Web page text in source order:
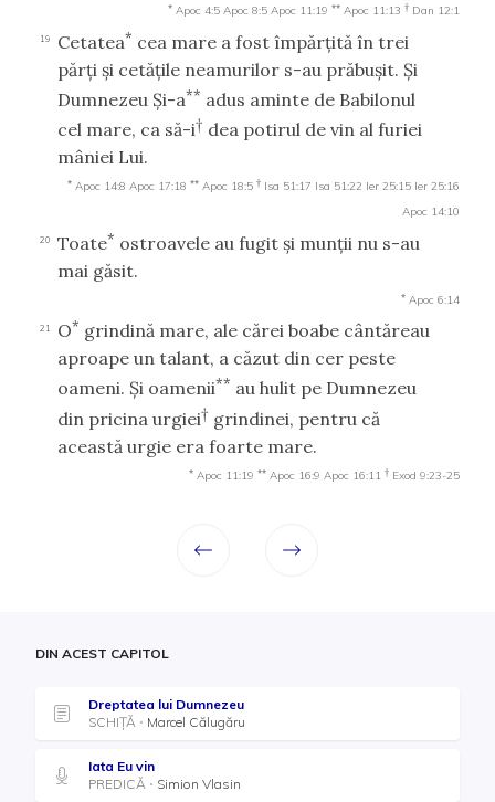
* Apoc 4:5 Apoc 8:5 Apoc 11:19 ** Apoc 11:13 † Dan 12:1
19 Cetatea* cea mare a fost împărţită în trei
părţi şi cetăţile neamurilor s-au prăbuşit. Şi
Dumnezeu Şi-a** adus aminte de Babilonul
cel mare, ca să-i† dea potirul de vin al furiei
mâniei Lui.
* Apoc 14:8 Apoc 17:18 ** Apoc 18:5 † Isa 51:17 Isa 51:22 Ier 25:15 Ier 25:16
Apoc 14:10
20 Toate* ostroavele au fugit şi munţii nu s-au
mai găsit.
* Apoc 6:14
21 O* grindină mare, ale cărei boabe cântăreau
aproape un talant, a căzut din cer peste
oameni. Şi oamenii** au hulit pe Dumnezeu
din pricina urgiei† grindinei, pentru că
această urgie era foarte mare.
* Apoc 11:19 ** Apoc 16:9 Apoc 16:11 † Exod 9:23-25
DIN ACEST CAPITOL
Dreptatea lui Dumnezeu
SCHIȚĂ
Marcel Călugăru
Iata Eu vin
PREDICĂ
Simion Vlasin